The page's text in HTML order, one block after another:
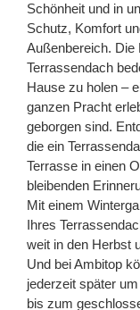
Schönheit und in
Schutz, Komfort
Außenbereich. Die
Terrassendach
Hause zu holen –
ganzen Pracht
geborgen sind.
die ein
Terrasse in einen
bleibenden
Mit einem
Ihres
weit in den Herbst
Und bei Ambitop
jederzeit später
bis zum